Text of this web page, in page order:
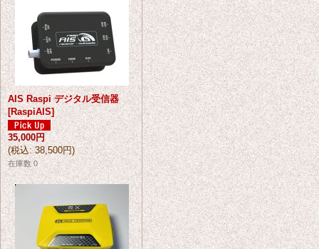
AIS Raspi デジタル受信器
[RaspiAIS]
35,000円
(税込: 38,500円)
在庫数 0